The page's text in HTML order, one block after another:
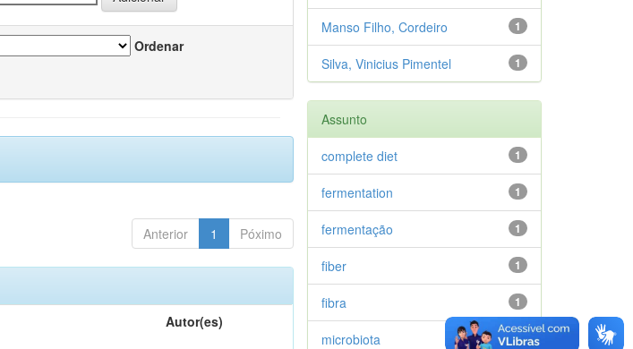
Ordenar
Anterior 1 Póximo
Autor(es)
1
Manso Filho, Cordeiro
1
Silva, Vinicius Pimentel
Assunto
1
complete diet
1
fermentation
1
fermentação
1
fiber
1
fibra
1
microbiota